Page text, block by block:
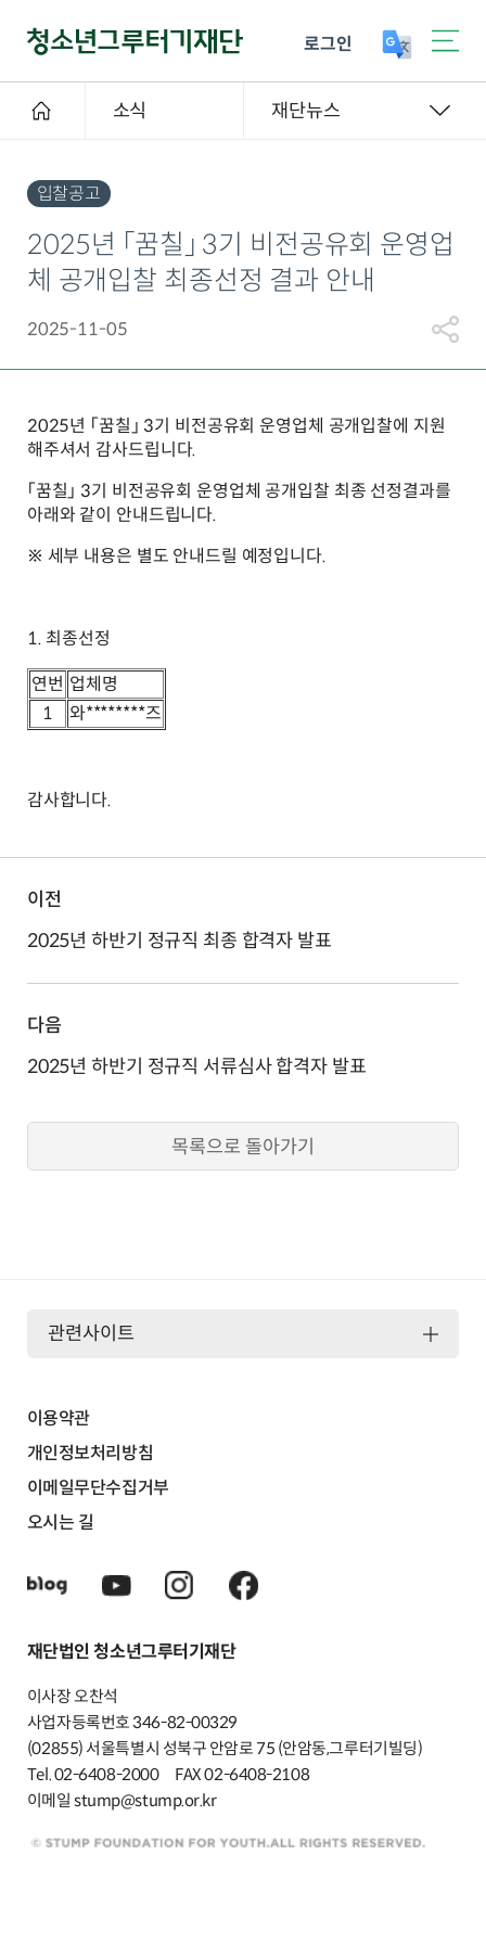
로그인
소식 재단뉴스
입찰공고
2025년 「꿈칠」 3기 비전공유회 운영업
체 공개입찰 최종선정 결과 안내
2025-11-05
2025년 「꿈칠」 3기 비전공유회 운영업체 공개입찰에 지원
해주셔서 감사드립니다.
「꿈칠」 3기 비전공유회 운영업체 공개입찰 최종 선정결과를
아래와 같이 안내드립니다.
※ 세부 내용은 별도 안내드릴 예정입니다.
1. 최종선정
연번 업체명
1
와********즈
감사합니다.
이전
2025년 하반기 정규직 최종 합격자 발표
다음
2025년 하반기 정규직 서류심사 합격자 발표
목록으로 돌아가기
이용약관
개인정보처리방침
이메일무단수집거부
오시는 길
재단법인 청소년그루터기재단
이사장 오찬석
사업자등록번호 346-82-00329
(02855) 서울특별시 성북구 안암로 75 (안암동,그루터기빌딩)
Tel. 02-6408-2000
FAX 02-6408-2108
이메일 stump@stump.or.kr
관련사이트